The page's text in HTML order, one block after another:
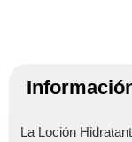
La Loción